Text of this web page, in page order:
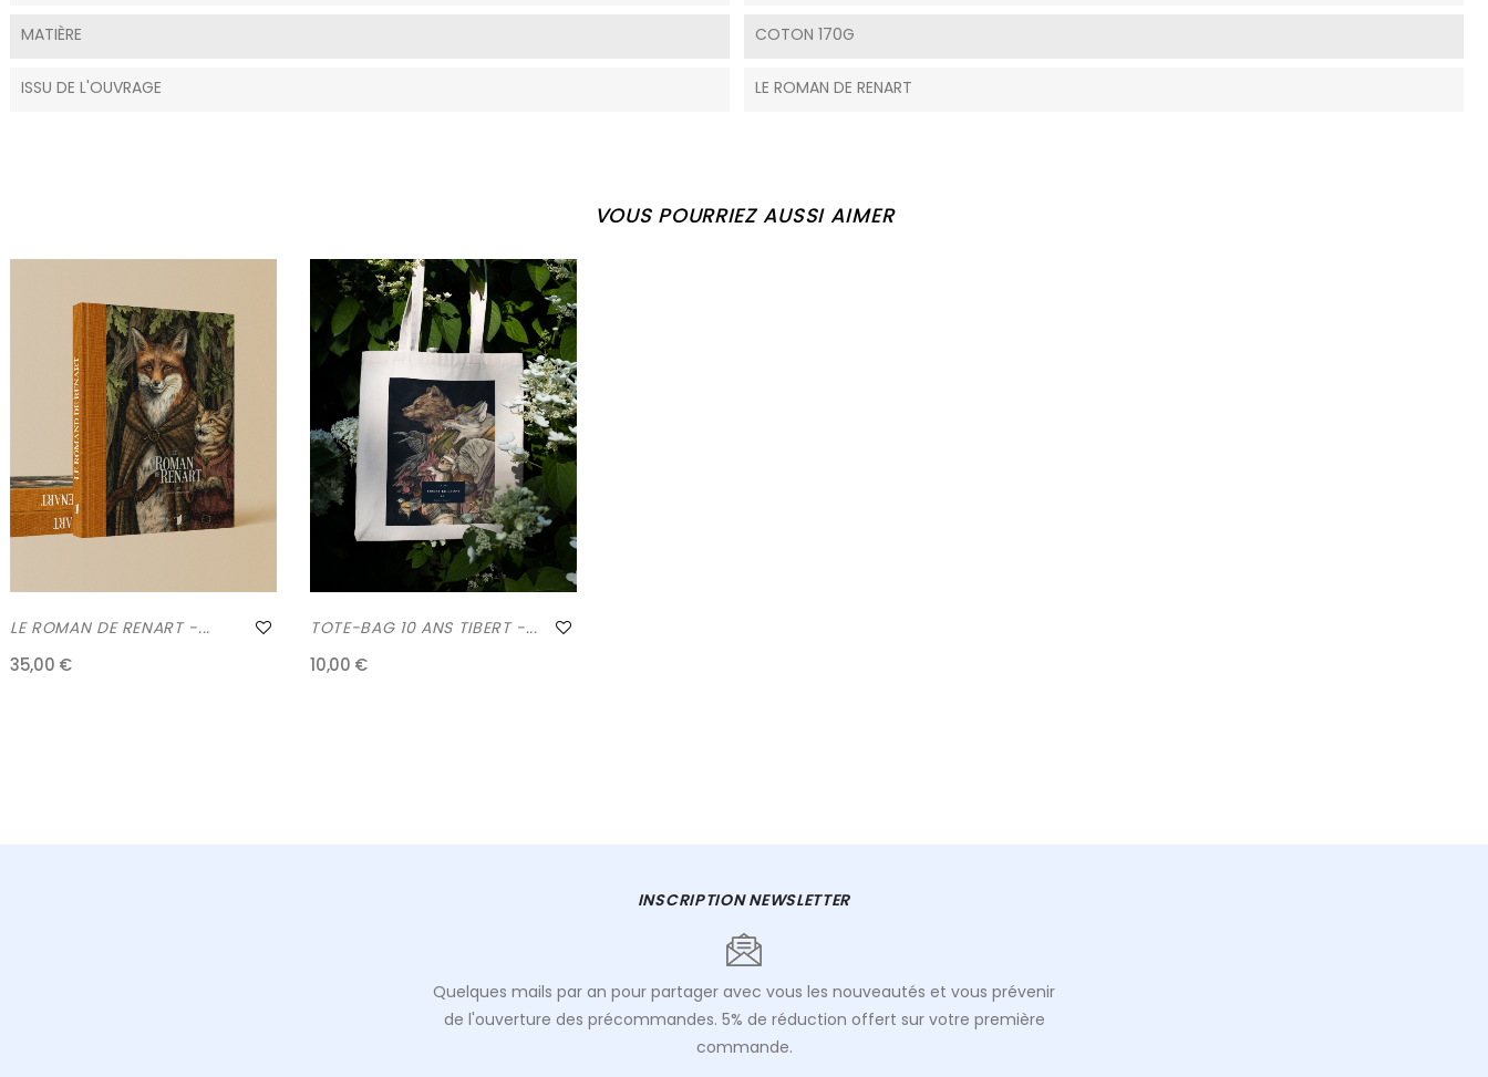
MATIÈRE COTON 170G
ISSU DE L'OUVRAGE LE ROMAN DE RENART
VOUS POURRIEZ AUSSI AIMER
LE ROMAN DE RENART -...
35,00 €
TOTE-BAG 10 ANS TIBERT -...
10,00 €
INSCRIPTION NEWSLETTER
Quelques mails par an pour partager avec vous les nouveautés et vous prévenir
de l'ouverture des précommandes. 5% de réduction offert sur votre première
commande.